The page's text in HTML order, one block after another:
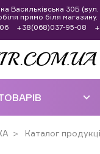
Васильківська 30Б
прямо біля магазину.
+38(068)037-95-08
Каталог